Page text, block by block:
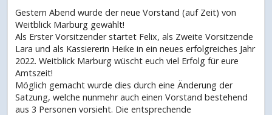
Gestern Abend wurde der neue Vorstand (auf Zeit) von
Weitblick Marburg gewählt!
Als Erster Vorsitzender startet Felix, als Zweite Vorsitzende
Lara und als Kassiererin Heike in ein neues erfolgreiches Jahr
2022. Weitblick Marburg wüscht euch viel Erfolg für eure
Amtszeit!
Möglich gemacht wurde dies durch eine Änderung der
Satzung, welche nunmehr auch einen Vorstand bestehend
aus 3 Personen vorsieht. Die entsprechende